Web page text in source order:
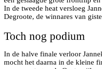
In de tweede heat versloeg
Degroote, de winnares van
Toch nog podium
In de halve finale verloor
mocht het daarna in de kleine